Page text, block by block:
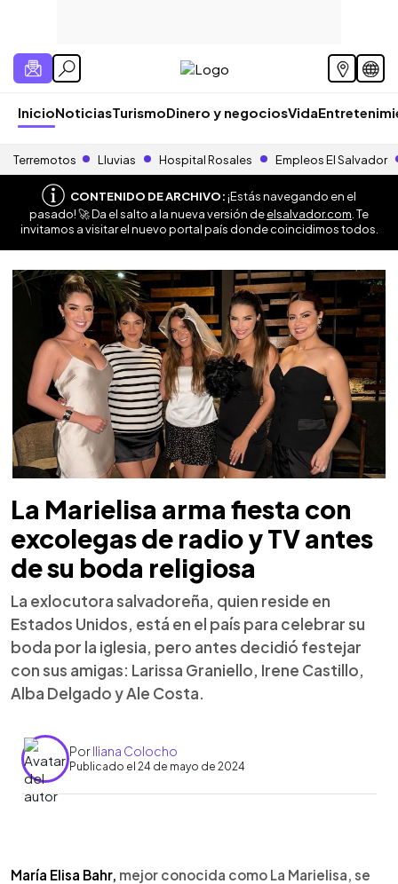
InicioNoticiasTurismoDinero y negociosVida
Terremotos Lluvias Hospital Rosales Empleos El Salvador
CONTENIDO DE ARCHIVO:¡Estás navegando en el
pasado! 🚀 Da el salto a la nueva versión deelsalvador.com . Te
invitamos a visitar el nuevo portal país donde coincidimos todos.
La Marielisa arma fiesta con
excolegas de radio y TV antes
de su boda religiosa
La exlocutora salvadoreña, quien reside en
Estados Unidos, está en el país para celebrar su
boda por la iglesia, pero antes decidió festejar
con sus amigas: Larissa Graniello, Irene Castillo,
Alba Delgado y Ale Costa.
PorIliana Colocho
Publicado el 24 de mayo de 2024
► Escuchar artículo
María Elisa Bahr, mejor conocida como La Marielisa, se